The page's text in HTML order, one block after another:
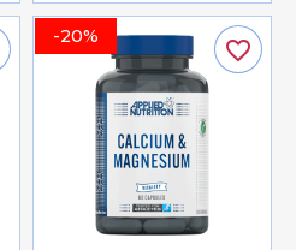
-20% favorite_border